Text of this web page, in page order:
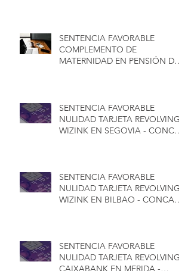
SENTENCIA FAVORABLE
COMPLEMENTO DE
MATERNIDAD EN PENSIÓN DE
SENTENCIA FAVORABLE
NULIDAD TARJETA REVOLVING
WIZINK EN SEGOVIA - CONCA
SENTENCIA FAVORABLE
NULIDAD TARJETA REVOLVING
WIZINK EN BILBAO - CONCA
SENTENCIA FAVORABLE
NULIDAD TARJETA REVOLVING
CAIXABANK EN MERIDA -